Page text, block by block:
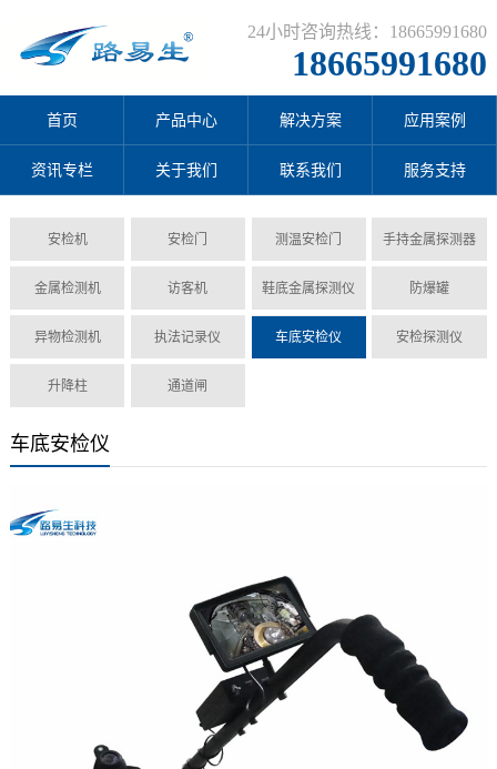
24小时咨询热线：18665991680
18665991680
首页 产品中心 解决方案 应用案例
资讯专栏 关于我们 联系我们 服务支持
安检机 安检门 测温安检门 手持金属探测器
金属检测机 访客机 鞋底金属探测仪 防爆罐
异物检测机 执法记录仪 车底安检仪 安检探测仪
升降柱 通道闸
车底安检仪